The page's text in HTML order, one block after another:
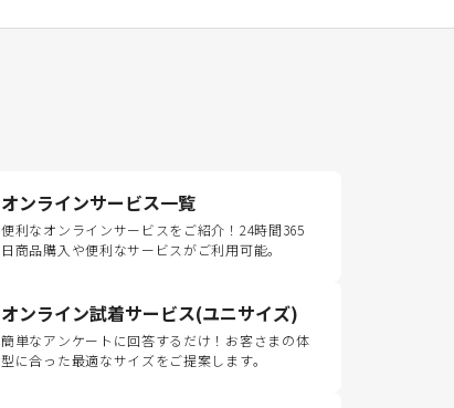
オンラインサービス一覧
便利なオンラインサービスをご紹介！24時間365
日商品購入や便利なサービスがご利用可能。
オンライン試着サービス(ユニサイズ)
簡単なアンケートに回答するだけ！お客さまの体
型に合った最適なサイズをご提案します。